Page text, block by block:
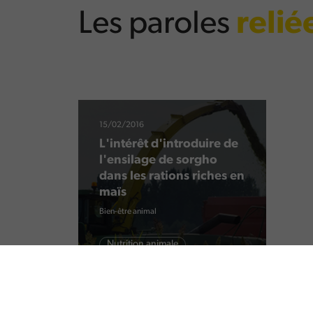
Les paroles
15/02/2016
L'intérêt d'introduire de
l'ensilage de sorgho
dans les rations riches en
maïs
Bien-être animal
Nutrition animale